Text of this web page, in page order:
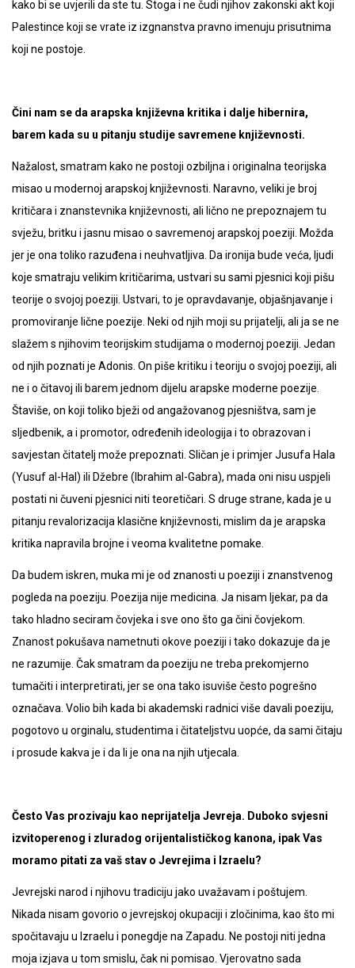
kako bi se uvjerili da ste tu. Stoga i ne čudi njihov zakonski akt koji
Palestince koji se vrate iz izgnanstva pravno imenuju prisutnima
koji ne postoje.
Čini nam se da arapska književna kritika i dalje hibernira,
barem kada su u pitanju studije savremene književnosti.
Nažalost, smatram kako ne postoji ozbiljna i originalna teorijska
misao u modernoj arapskoj književnosti. Naravno, veliki je broj
kritičara i znanstevnika književnosti, ali lično ne prepoznajem tu
svježu, britku i jasnu misao o savremenoj arapskoj poeziji. Možda
jer je ona toliko razuđena i neuhvatljiva. Da ironija bude veća, ljudi
koje smatraju velikim kritičarima, ustvari su sami pjesnici koji pišu
teorije o svojoj poeziji. Ustvari, to je opravdavanje, objašnjavanje i
promoviranje lične poezije. Neki od njih moji su prijatelji, ali ja se ne
slažem s njihovim teorijskim studijama o modernoj poeziji. Jedan
od njih poznati je Adonis. On piše kritiku i teoriju o svojoj poeziji, ali
ne i o čitavoj ili barem jednom dijelu arapske moderne poezije.
Štaviše, on koji toliko bježi od angažovanog pjesništva, sam je
sljedbenik, a i promotor, određenih ideologija i to obrazovan i
savjestan čitatelj može prepoznati. Sličan je i primjer Jusufa Hala
(Yusuf al-Hal) ili Džebre (Ibrahim al-Gabra), mada oni nisu uspjeli
postati ni čuveni pjesnici niti teoretičari. S druge strane, kada je u
pitanju revalorizacija klasične književnosti, mislim da je arapska
kritika napravila brojne i veoma kvalitetne pomake.
Da budem iskren, muka mi je od znanosti u poeziji i znanstvenog
pogleda na poeziju. Poezija nije medicina. Ja nisam ljekar, pa da
tako hladno seciram čovjeka i sve ono što ga čini čovjekom.
Znanost pokušava nametnuti okove poeziji i tako dokazuje da je
ne razumije. Čak smatram da poeziju ne treba prekomjerno
tumačiti i interpretirati, jer se ona tako isuviše često pogrešno
označava. Volio bih kada bi akademski radnici više davali poeziju,
pogotovo u orginalu, studentima i čitateljstvu uopće, da sami čitaju
i prosude kakva je i da li je ona na njih utjecala.
Često Vas prozivaju kao neprijatelja Jevreja. Duboko svjesni
izvitoperenog i zluradog orijentalističkog kanona, ipak Vas
moramo pitati za vaš stav o Jevrejima i Izraelu?
Jevrejski narod i njihovu tradiciju jako uvažavam i poštujem.
Nikada nisam govorio o jevrejskoj okupaciji i zločinima, kao što mi
spočitavaju u Izraelu i ponegdje na Zapadu. Ne postoji niti jedna
moja izjava u tom smislu, čak ni pomisao. Vjerovatno sada